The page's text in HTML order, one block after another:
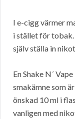
I e-cigg värmer
i stället för
själv ställa in
En Shake N´
smakämne som
önskad 10 ml i
vanligen med